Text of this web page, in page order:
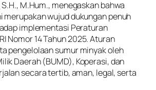
S.H., M.Hum., menegaskan bahwa
merupakan wujud dukungan penuh
implementasi Peraturan
Nomor 14 Tahun 2025. Aturan
pengelolaan sumur minyak oleh
Daerah (BUMD), Koperasi, dan
secara tertib, aman, legal, serta